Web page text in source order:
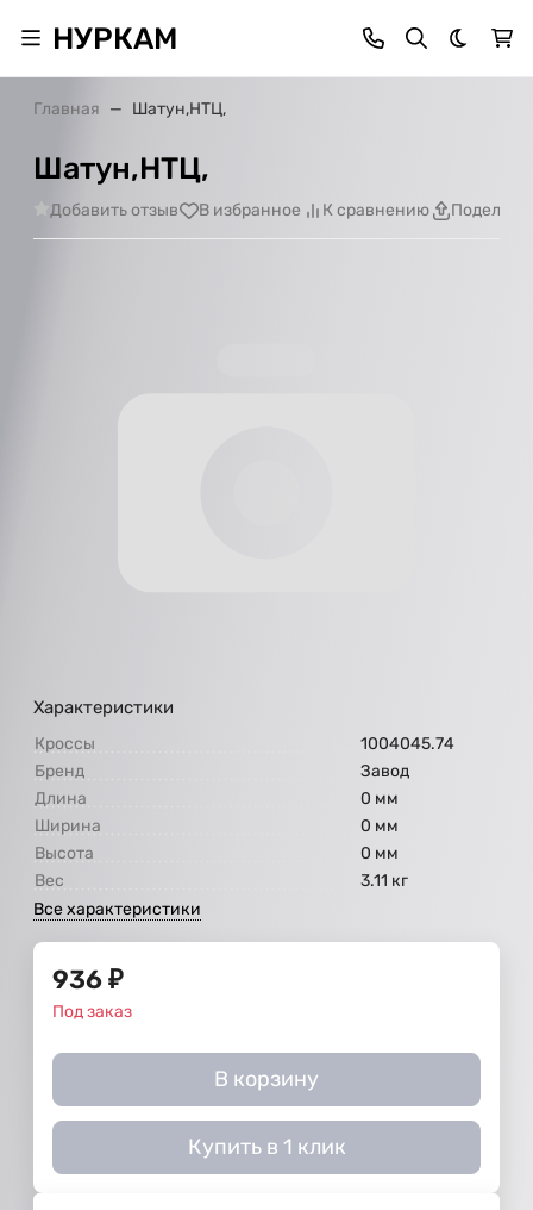
НУРКАМ Темная
Главная Шатун,НТЦ,
Шатун,НТЦ,
Добавить отзыв В избранное К сравнению
Характеристики
Кроссы
1004045.74
Бренд
Завод
Длина
0 мм
Ширина
0 мм
Высота
0 мм
Вес
3.11 кг
Все характеристики
936 ₽
Под заказ
В корзину
Купить в 1 клик